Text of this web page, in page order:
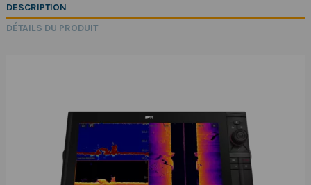
DESCRIPTION
DÉTAILS DU PRODUIT